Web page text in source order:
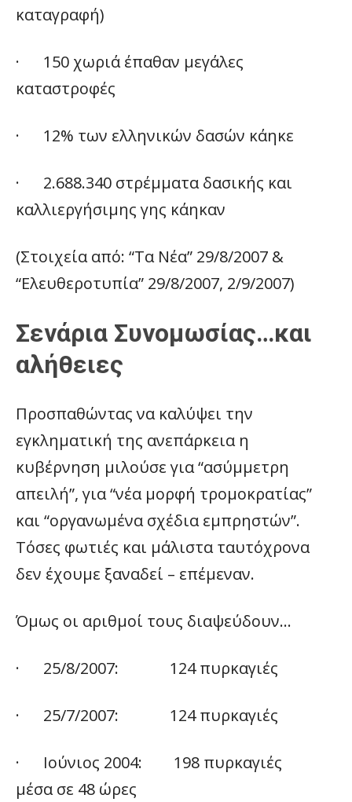
καταγραφή)
· 150 χωριά έπαθαν μεγάλες
καταστροφές
· 12% των ελληνικών δασών κάηκε
· 2.688.340 στρέμματα δασικής και
καλλιεργήσιμης γης κάηκαν
(Στοιχεία από: “Τα Νέα” 29/8/2007 &
“Ελευθεροτυπία” 29/8/2007, 2/9/2007)
Σενάρια Συνομωσίας…και
αλήθειες
Προσπαθώντας να καλύψει την
εγκληματική της ανεπάρκεια η
κυβέρνηση μιλούσε για “ασύμμετρη
απειλή”, για “νέα μορφή τρομοκρατίας”
και “οργανωμένα σχέδια εμπρηστών”.
Τόσες φωτιές και μάλιστα ταυτόχρονα
δεν έχουμε ξαναδεί – επέμεναν.
Όμως οι αριθμοί τους διαψεύδουν…
· 25/8/2007: 124 πυρκαγιές
· 25/7/2007: 124 πυρκαγιές
· Ιούνιος 2004: 198 πυρκαγιές
μέσα σε 48 ώρες